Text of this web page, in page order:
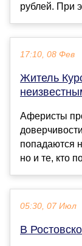
рублей. При
17:10, 08 Фев
Житель
Аферисты
попадаются
но и те, кто
05:30, 07 Июл
В